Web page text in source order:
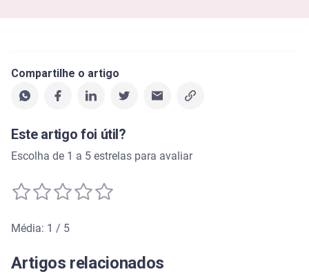
Compartilhe o artigo
Este artigo foi útil?
Escolha de 1 a 5 estrelas para avaliar
Média: 1 / 5
Artigos relacionados